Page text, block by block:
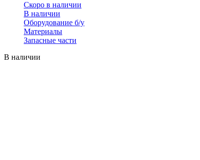
Скоро в наличии
В наличии
Оборудование б/у
Материалы
Запасные части
В наличии